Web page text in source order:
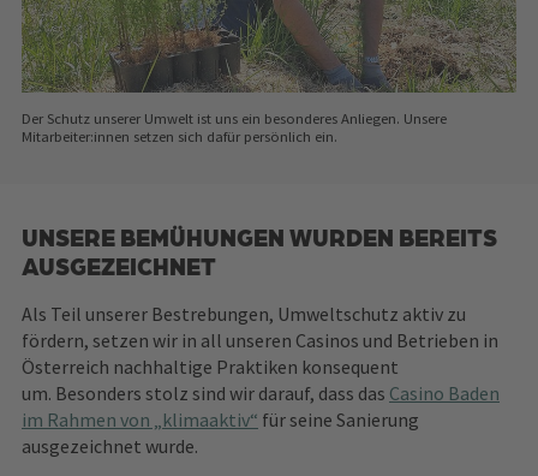
Der Schutz unserer Umwelt ist uns ein besonderes Anliegen. Unsere
Mitarbeiter:innen setzen sich dafür persönlich ein.
UNSERE BEMÜHUNGEN WURDEN BEREITS
AUSGEZEICHNET
Als Teil unserer Bestrebungen, Umweltschutz aktiv zu
fördern, setzen wir in all unseren Casinos und Betrieben in
Österreich nachhaltige Praktiken konsequent
um. Besonders stolz sind wir darauf, dass das Casino Baden
im Rahmen von „klimaaktiv“ für seine Sanierung
ausgezeichnet wurde.